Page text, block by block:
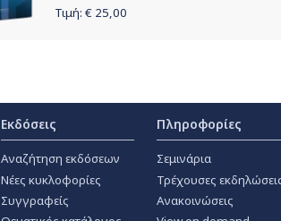
Τιμή: € 25,00
Εκδόσεις
Αναζήτηση εκδόσεων
Νέες κυκλοφορίες
Συγγραφείς
Πληροφορίες
Σεμινάρια
Τρέχουσες
Ανακοινώσεις